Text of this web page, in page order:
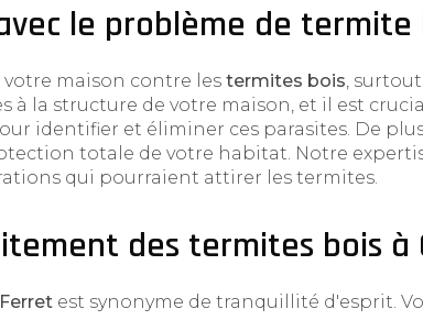
le problème de
maison contre les termites bois ,
à la structure de votre maison, et il est
identifier et éliminer ces parasites. De
totale de votre habitat. Notre
qui pourraient attirer les termites.
des termites bois à
est synonyme de tranquillité d'esprit.